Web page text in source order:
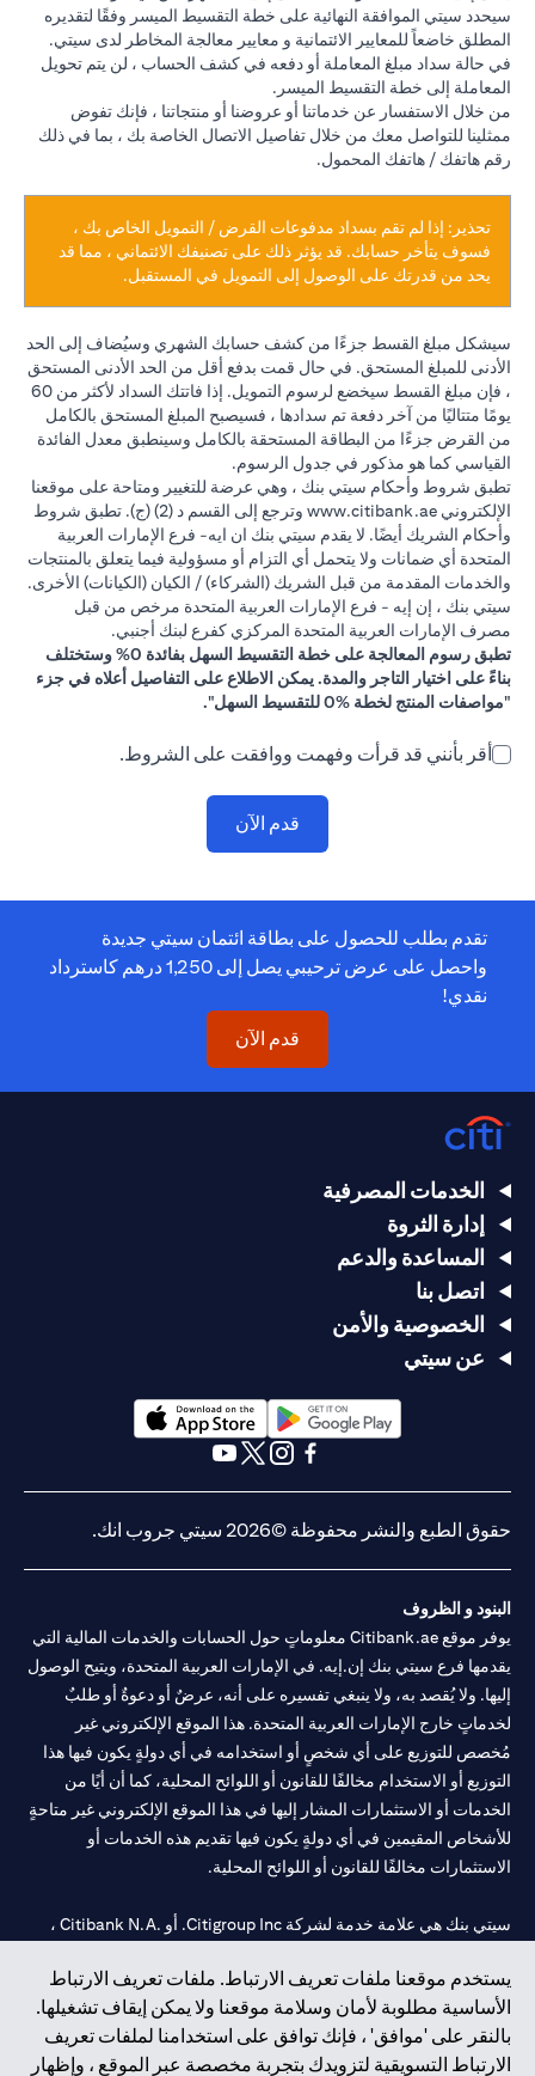
سيحدد سيتي الموافقة النهائية على خطة التقسيط الميسر وفقًا لتقديره
المطلق خاضعاً للمعايير الائتمانية و معايير معالجة المخاطر لدى سيتي.
في حالة سداد مبلغ المعاملة أو دفعه في كشف الحساب ، لن يتم تحويل
المعاملة إلى خطة التقسيط الميسر.
من خلال الاستفسار عن خدماتنا أو عروضنا أو منتجاتنا ، فإنك تفوض
ممثلينا للتواصل معك من خلال تفاصيل الاتصال الخاصة بك ، بما في ذلك
رقم هاتفك / هاتفك المحمول.
تحذير: إذا لم تقم بسداد مدفوعات القرض / التمويل الخاص بك ،
فسوف يتأخر حسابك. قد يؤثر ذلك على تصنيفك الائتماني ، مما قد
يحد من قدرتك على الوصول إلى التمويل في المستقبل.
سيشكل مبلغ القسط جزءًا من كشف حسابك الشهري وسيُضاف إلى الحد
الأدنى للمبلغ المستحق. في حال قمت بدفع أقل من الحد الأدنى المستحق
، فإن مبلغ القسط سيخضع لرسوم التمويل. إذا فاتتك السداد لأكثر من 60
يومًا متتاليًا من آخر دفعة تم سدادها ، فسيصبح المبلغ المستحق بالكامل
من القرض جزءًا من البطاقة المستحقة بالكامل وسينطبق معدل الفائدة
القياسي كما هو مذكور في جدول الرسوم.
تطبق شروط وأحكام سيتي بنك ، وهي عرضة للتغيير ومتاحة على موقعنا
الإلكتروني www.citibank.ae
(opens in a new tab)
وترجع إلى القسم د (2) (ج). تطبق شروط
وأحكام الشريك أيضًا. لا يقدم سيتي بنك ان ايه- فرع الإمارات العربية
المتحدة أي ضمانات ولا يتحمل أي التزام أو مسؤولية فيما يتعلق بالمنتجات
والخدمات المقدمة من قبل الشريك (الشركاء) / الكيان (الكيانات) الأخرى.
سيتي بنك ، إن إيه - فرع الإمارات العربية المتحدة مرخص من قبل
مصرف الإمارات العربية المتحدة المركزي كفرع لبنك أجنبي.
تطبق رسوم المعالجة على خطة التقسيط السهل بفائدة 0% وستختلف
بناءً على اختيار التاجر والمدة. يمكن الاطلاع على التفاصيل أعلاه في جزء
"مواصفات المنتج لخطة %0 للتقسيط السهل".
أقر بأنني قد قرأت وفهمت ووافقت على الشروط.
قدم الآن
تقدم بطلب للحصول على بطاقة ائتمان سيتي جديدة
واحصل على عرض ترحيبي يصل إلى 1,250 درهم كاسترداد
نقدي!
قدم الآن
يستخدم موقعنا ملفات تعريف الارتباط. ملفات تعريف الارتباط
الأساسية مطلوبة لأمان وسلامة موقعنا ولا يمكن إيقاف تشغيلها.
بالنقر على 'موافق' ، فإنك توافق على استخدامنا لملفات تعريف
الارتباط التسويقية لتزويدك بتجربة مخصصة عبر الموقع ، وإظهار
الخدمات المصرفية
إدارة الثروة
المساعدة والدعم
اتصل بنا
الخصوصية والأمن
عن سيتي
(opens in a new tab)
حقوق الطبع والنشر محفوظة ©2026 سيتي جروب انك.
البنود و الظروف
يوفر موقع Citibank.ae معلوماتٍ حول الحسابات والخدمات المالية التي
يقدمها فرع سيتي بنك إن.إيه. في الإمارات العربية المتحدة، ويتيح الوصول
إليها. ولا يُقصد به، ولا ينبغي تفسيره على أنه، عرضٌ أو دعوةٌ أو طلبٌ
لخدماتٍ خارج الإمارات العربية المتحدة. هذا الموقع الإلكتروني غير
مُخصص للتوزيع على أي شخصٍ أو استخدامه في أي دولةٍ يكون فيها هذا
التوزيع أو الاستخدام مخالفًا للقانون أو اللوائح المحلية، كما أن أيًا من
الخدمات أو الاستثمارات المشار إليها في هذا الموقع الإلكتروني غير متاحةٍ
للأشخاص المقيمين في أي دولةٍ يكون فيها تقديم هذه الخدمات أو
الاستثمارات مخالفًا للقانون أو اللوائح المحلية.
سيتي بنك هي علامة خدمة لشركة Citigroup Inc. أو .Citibank N.A ،
سيتي بنك إن. إيه. الإمارات مسجل لدى مصرف الإمارات المركزي تحت
أرقام التراخيص 202563 لفرع الوصل في دبي، 531989 لفرع مول
الإمارات في دبي، وCN-1002019لفرع أبوظبي. هاتف: 4000 311 04.